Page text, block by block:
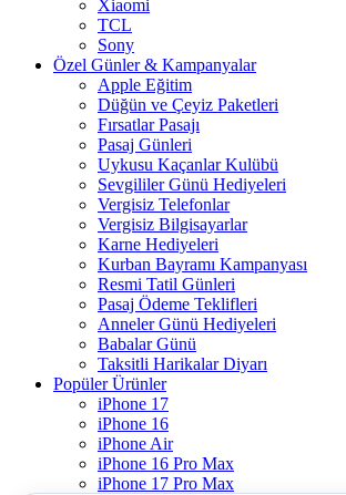
Xiaomi
TCL
Sony
Özel Günler & Kampanyalar
Apple Eğitim
Düğün ve Çeyiz Paketleri
Fırsatlar Pasajı
Pasaj Günleri
Uykusu Kaçanlar Kulübü
Sevgililer Günü Hediyeleri
Vergisiz Telefonlar
Vergisiz Bilgisayarlar
Karne Hediyeleri
Kurban Bayramı Kampanyası
Resmi Tatil Günleri
Pasaj Ödeme Teklifleri
Anneler Günü Hediyeleri
Babalar Günü
Taksitli Harikalar Diyarı
Popüler Ürünler
iPhone 17
iPhone 16
iPhone Air
iPhone 16 Pro Max
iPhone 17 Pro Max